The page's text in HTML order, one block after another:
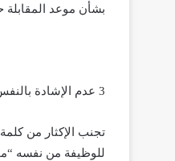
بشأن موعد المقابلة
3 عدم الإشادة بالنفس
تجنب الإكثار من
للوظيفة من نفسه